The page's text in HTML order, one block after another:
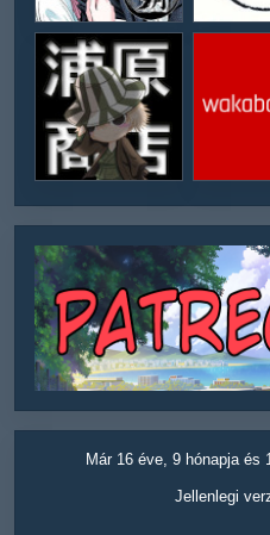
Már 16 éve, 9 hónapja és
Jellenlegi